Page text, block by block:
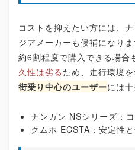
コストを抑えたい方には、
ジアメーカーも候補になり
約6割程度で購入できる場合
久性は劣る ため、走行環境
街乗り中心のユーザーには
ナンカン NSシリーズ：
クムホ ECSTA：安定性